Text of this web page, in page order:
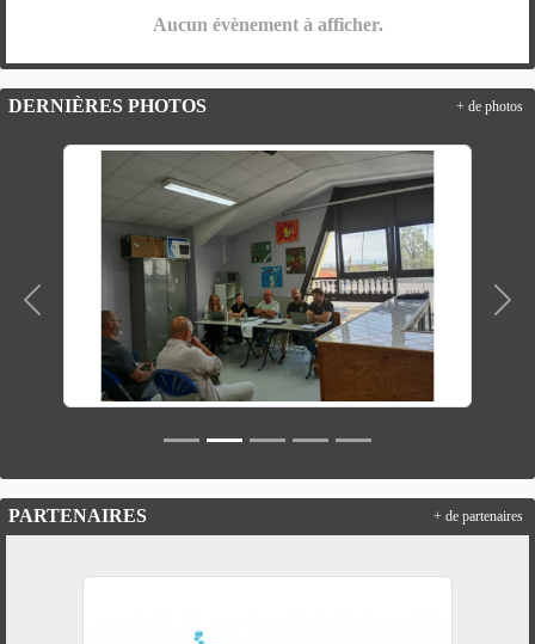
Aucun évènement à afficher.
DERNIÈRES PHOTOS
Précedent
+ de photos
PARTENAIRES + de partenaires